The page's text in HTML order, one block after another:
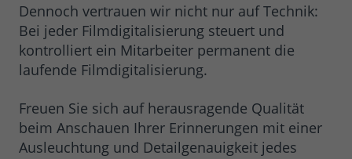
Dennoch vertrauen wir nicht nur auf Technik:
Bei jeder Filmdigitalisierung steuert und
kontrolliert ein Mitarbeiter permanent die
laufende Filmdigitalisierung.
Freuen Sie sich auf herausragende Qualität
beim Anschauen Ihrer Erinnerungen mit einer
Ausleuchtung und Detailgenauigkeit jedes